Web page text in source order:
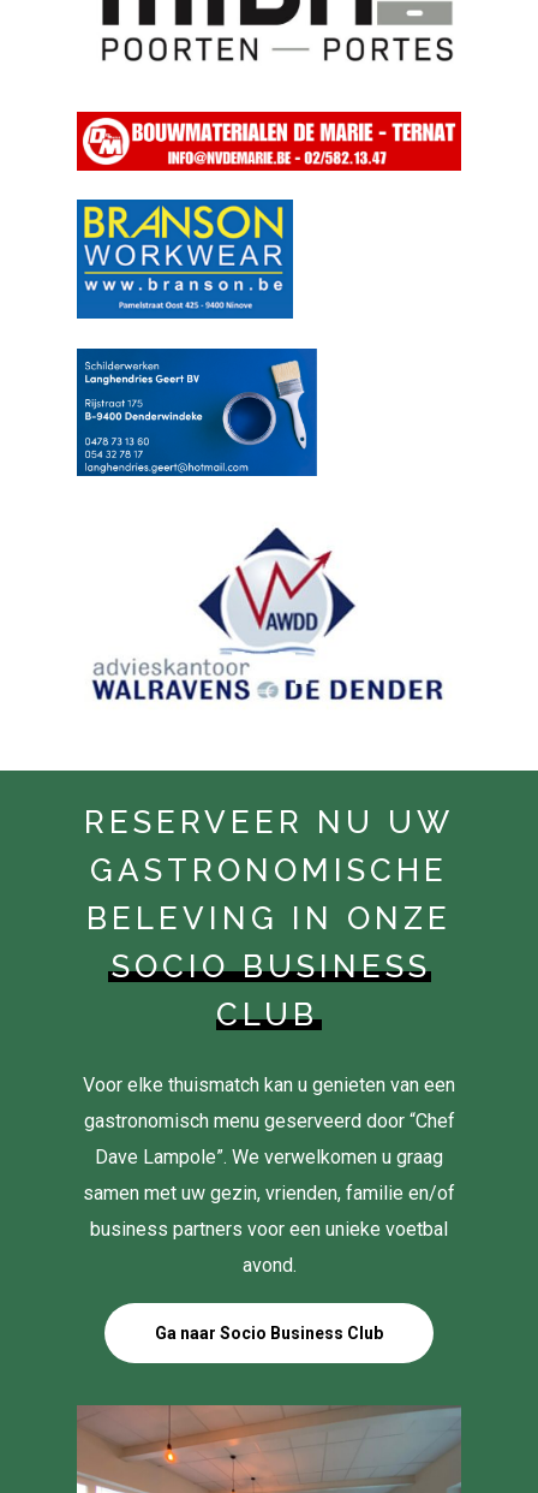
RESERVEER NU UW
GASTRONOMISCHE
BELEVING IN ONZE
SOCIO BUSINESS
CLUB
Voor elke thuismatch kan u genieten van een
gastronomisch menu geserveerd door “Chef
Dave Lampole”. We verwelkomen u graag
samen met uw gezin, vrienden, familie en/of
business partners voor een unieke voetbal
avond.
Ga naar Socio Business Club